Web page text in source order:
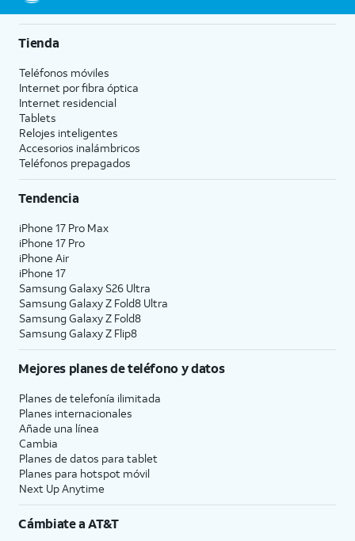
Tienda
Teléfonos móviles
Internet por fibra óptica
Internet residencial
Tablets
Relojes inteligentes
Accesorios inalámbricos
Teléfonos prepagados
Tendencia
iPhone 17 Pro Max
iPhone 17 Pro
iPhone Air
iPhone 17
Samsung Galaxy S26 Ultra
Samsung Galaxy Z Fold8 Ultra
Samsung Galaxy Z Fold8
Samsung Galaxy Z Flip8
Mejores planes de teléfono y datos
Planes de telefonía ilimitada
Planes internacionales
Añade una línea
Cambia
Planes de datos para tablet
Planes para hotspot móvil
Next Up Anytime
Cámbiate aAT&T